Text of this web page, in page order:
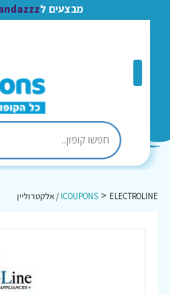
מבצעים לPandazzz-פנדזז
ICOUPONS > ELECTROLINE / אלקטרוליין